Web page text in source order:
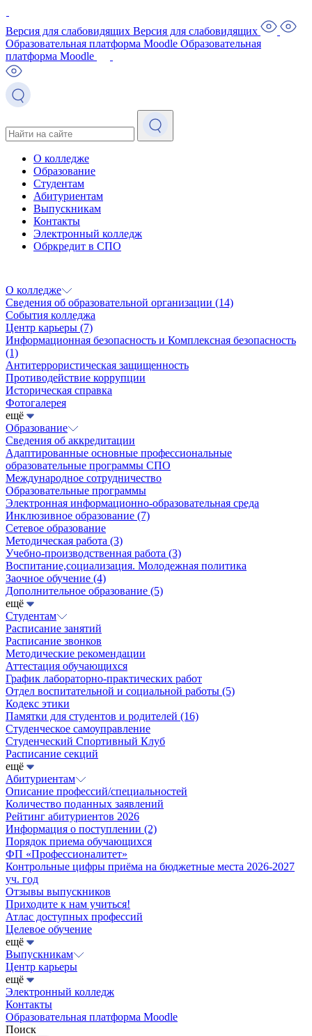
Версия для слабовидящих Версия для слабовидящих
Образовательная платформа Moodle Образовательная
платформа Moodle
О колледже
Образование
Студентам
Абитуриентам
Выпускникам
Контакты
Электронный колледж
Обркредит в СПО
О колледже
Сведения об образовательной организации (14)
События колледжа
Центр карьеры (7)
Информационная безопасность и Комплексная безопасность
(1)
Антитеррористическая защищенность
Противодействие коррупции
Историческая справка
Фотогалерея
ещё
Образование
Сведения об аккредитации
Адаптированные основные профессиональные
образовательные программы СПО
Международное сотрудничество
Образовательные программы
Электронная информационно-образовательная среда
Инклюзивное образование (7)
Сетевое образование
Методическая работа (3)
Учебно-производственная работа (3)
Воспитание,социализация. Молодежная политика
Заочное обучение (4)
Дополнительное образование (5)
ещё
Студентам
Расписание занятий
Расписание звонков
Методические рекомендации
Аттестация обучающихся
График лабораторно-практических работ
Отдел воспитательной и социальной работы (5)
Кодекс этики
Памятки для студентов и родителей (16)
Студенческое самоуправление
Студенческий Спортивный Клуб
Расписание секций
ещё
Абитуриентам
Описание профессий/специальностей
Количество поданных заявлений
Рейтинг абитуриентов 2026
Информация о поступлении (2)
Порядок приема обучающихся
ФП «Профессионалитет»
Контрольные цифры приёма на бюджетные места 2026-2027
уч. год
Отзывы выпускников
Приходите к нам учиться!
Атлас доступных профессий
Целевое обучение
ещё
Выпускникам
Центр карьеры
ещё
Электронный колледж
Контакты
Образовательная платформа Moodle
Поиск